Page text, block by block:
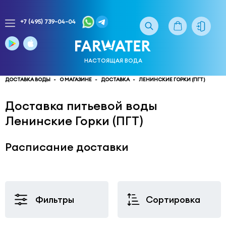
доставки
воды
многоканальный
141033 Московская
Мытищинский
н,
Поселок
+7 (495) 739-04-04
НАСТОЯЩАЯ ВОДА
ДОСТАВКА ВОДЫ О МАГАЗИНЕ ДОСТАВКА ЛЕНИНСКИЕ ГОРКИ (ПГТ)
Доставка питьевой воды
Ленинские Горки (ПГТ)
Расписание доставки
Фильтры Сортировка